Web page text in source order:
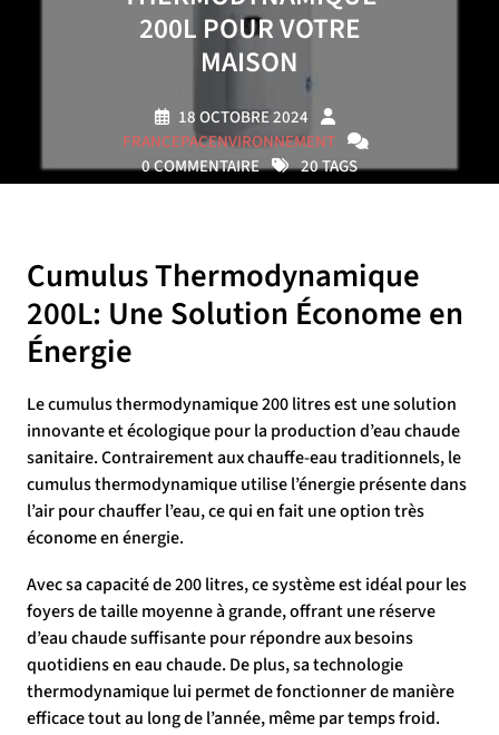
200L POUR VOTRE
MAISON
18 OCTOBRE 2024
FRANCEPACENVIRONNEMENT
0 COMMENTAIRE
20 TAGS
Cumulus Thermodynamique
200L: Une Solution Économe en
Énergie
Le cumulus thermodynamique 200 litres est une solution
innovante et écologique pour la production d’eau chaude
sanitaire. Contrairement aux chauffe-eau traditionnels, le
cumulus thermodynamique utilise l’énergie présente dans
l’air pour chauffer l’eau, ce qui en fait une option très
économe en énergie.
Avec sa capacité de 200 litres, ce système est idéal pour les
foyers de taille moyenne à grande, offrant une réserve
d’eau chaude suffisante pour répondre aux besoins
quotidiens en eau chaude. De plus, sa technologie
thermodynamique lui permet de fonctionner de manière
efficace tout au long de l’année, même par temps froid.